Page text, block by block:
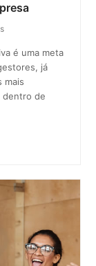
é uma meta
já
mais
dentro de